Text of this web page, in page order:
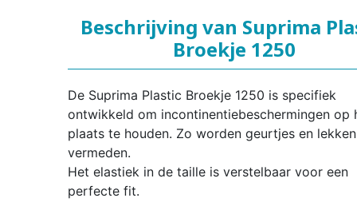
Beschrijving van Suprima
Broekje 1250
De Suprima Plastic Broekje 1250 is specifiek
ontwikkeld om incontinentiebeschermingen op
plaats te houden. Zo worden geurtjes en lekken
vermeden.
Het elastiek in de taille is verstelbaar voor een
perfecte fit.